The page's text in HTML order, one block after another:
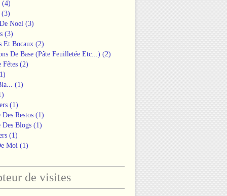
(4)
(3)
Noel (3)
(3)
Et Bocaux (2)
De Base (pâte Feuilletée Etc...) (2)
Fêtes (2)
(1)
(1)
Restos (1)
Des Blogs (1)
(1)
Moi (1)
de visites